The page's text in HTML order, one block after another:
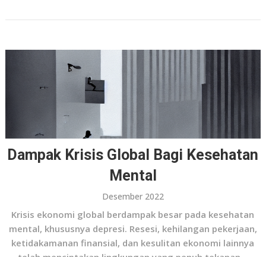
Dampak Krisis Global Bagi Kesehatan
Mental
Desember 2022
Krisis ekonomi global berdampak besar pada kesehatan
mental, khususnya depresi. Resesi, kehilangan pekerjaan,
ketidakamanan finansial, dan kesulitan ekonomi lainnya